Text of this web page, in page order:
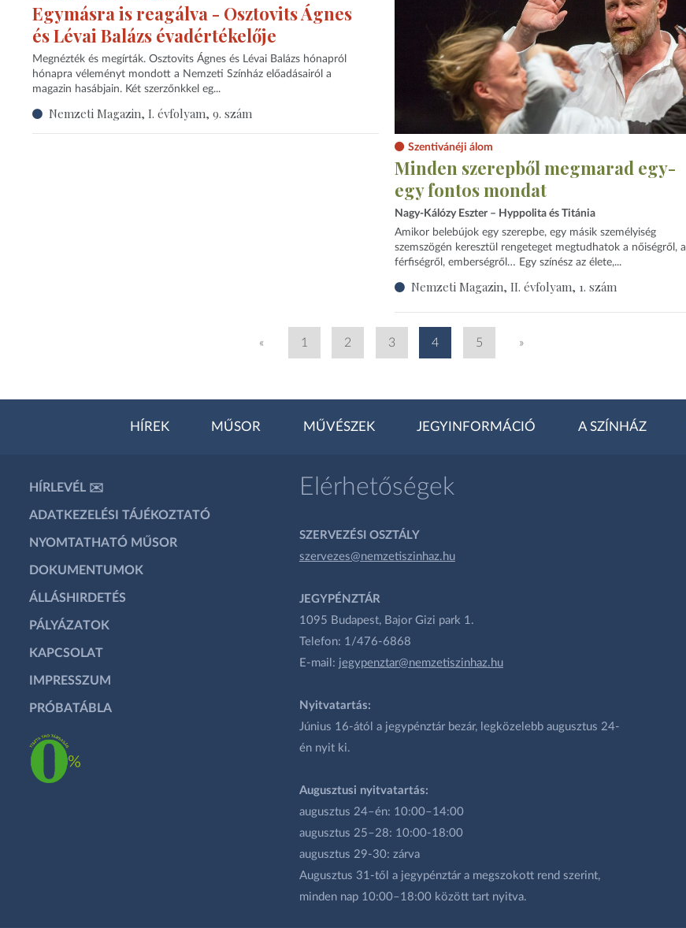
Szentivánéji álom
Minden szerepből megmarad egy-
egy fontos mondat
Nagy-Kálózy Eszter – Hyppolita és Titánia
Amikor belebújok egy szerepbe, egy másik személyiség
szemszögén keresztül rengeteget megtudhatok a nőiségről, a
férfiségről, emberségről… Egy színész az élete,...
Nemzeti Magazin, II. évfolyam, 1. szám
Egymásra is reagálva - Osztovits Ágnes
és Lévai Balázs évadértékelője
Megnézték és megírták. Osztovits Ágnes és Lévai Balázs hónapról
hónapra véleményt mondott a Nemzeti Színház előadásairól a
magazin hasábjain. Két szerzőnkkel eg...
Nemzeti Magazin, I. évfolyam, 9. szám
« 1 2 3 4 5 »
HÍREK MŰSOR MŰVÉSZEK JEGYINFORMÁCIÓ A SZÍNHÁZ
HÍRLEVÉL ✉️
ADATKEZELÉSI TÁJÉKOZTATÓ
NYOMTATHATÓ MŰSOR
DOKUMENTUMOK
ÁLLÁSHIRDETÉS
PÁLYÁZATOK
KAPCSOLAT
IMPRESSZUM
PRÓBATÁBLA
Elérhetőségek
SZERVEZÉSI OSZTÁLY
szervezes@nemzetiszinhaz.hu
JEGYPÉNZTÁR
1095 Budapest, Bajor Gizi park 1.
Telefon: 1/476-6868
E-mail: jegypenztar@nemzetiszinhaz.hu
Nyitvatartás:
Június 16-ától a jegypénztár bezár, legközelebb augusztus 24-
én nyit ki.
Augusztusi nyitvatartás:
augusztus 24–én: 10:00–14:00
augusztus 25–28: 10:00-18:00
augusztus 29-30: zárva
Augusztus 31-től a jegypénztár a megszokott rend szerint,
minden nap 10:00–18:00 között tart nyitva.